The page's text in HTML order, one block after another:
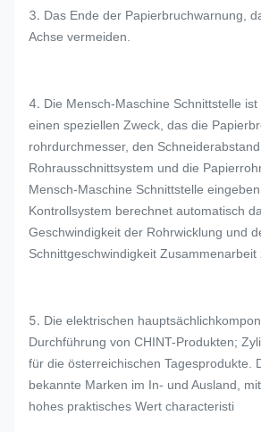
3. Das Ende der Papierbruchwarnung,
Achse vermeiden.
4. Die Mensch-Maschine Schnittstelle
einen speziellen Zweck, das die
rohrdurchmesser, den
Rohrausschnittsystem und die
Mensch-Maschine Schnittstelle
Kontrollsystem berechnet automatisch
Geschwindigkeit der Rohrwicklung und
Schnittgeschwindigkeit Zusammenarbeit
5. Die elektrischen
Durchführung von CHINT-Produkten;
für die österreichischen Tagesprodukte.
bekannte Marken im In- und Ausland,
hohes praktisches Wert characteristi